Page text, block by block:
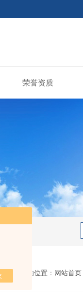
荣誉资质
您的位置： 网站首页